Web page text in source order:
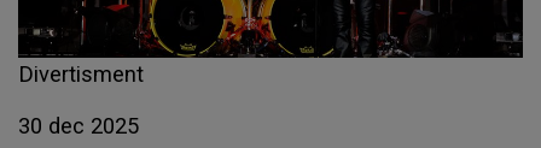
Divertisment
30 dec 2025